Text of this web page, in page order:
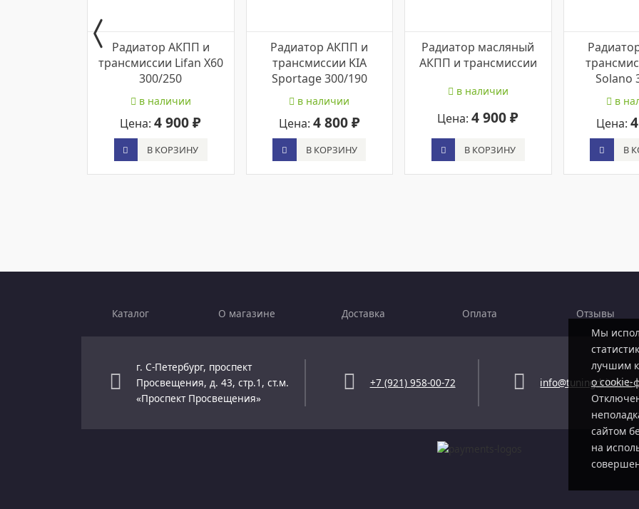
Радиатор АКПП и
трансмиссии Lifan X60
300/250
в наличии
Цена:4 900 ₽
В КОРЗИНУ
Радиатор АКПП и
трансмиссии KIA
Sportage 300/190
в наличии
Цена: 4 800 ₽
В КОРЗИНУ
Радиатор масляный
АКПП и трансмиссии
в наличии
Цена:4 900 ₽
В КОРЗИНУ
Solano
в
Цена:
В
Каталог О магазине Доставка Оплата Отзывы
г. С-Петербург, проспект
Просвещения, д. 43, стр.1, ст.м.
«Проспект Просвещения»
+7 (921) 958-00-72 info@tuningdrive.ru
Мы
лучшим
о cookie-
сайтом
на